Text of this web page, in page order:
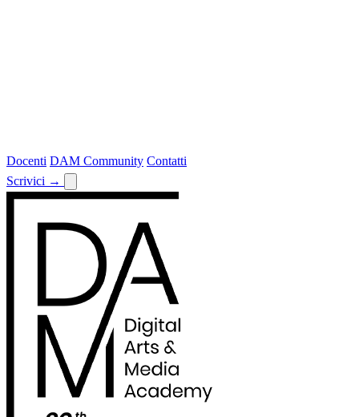
Docenti DAM Community Contatti
Scrivici →